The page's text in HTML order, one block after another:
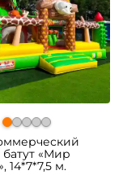
«Мир
14*7*7,5 м.